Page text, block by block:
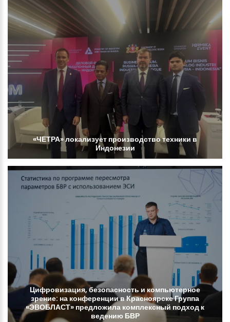
«ЧЕТРА»локализует производствотехники в
Индонезии
Цифровизация, безопасность и компьютерное
зрение: на конференциивКрасноярскеГруппа
«ЭВОБЛАСТ» предложила комплексный подход к
ведению БВР